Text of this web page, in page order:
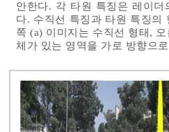
안한다. 각 타원 특징은 레이
다. 수직선 특징과 타원 특징
쪽 (a) 이미지는 수직선 형태,
체가 있는 영역을 가로 방향으